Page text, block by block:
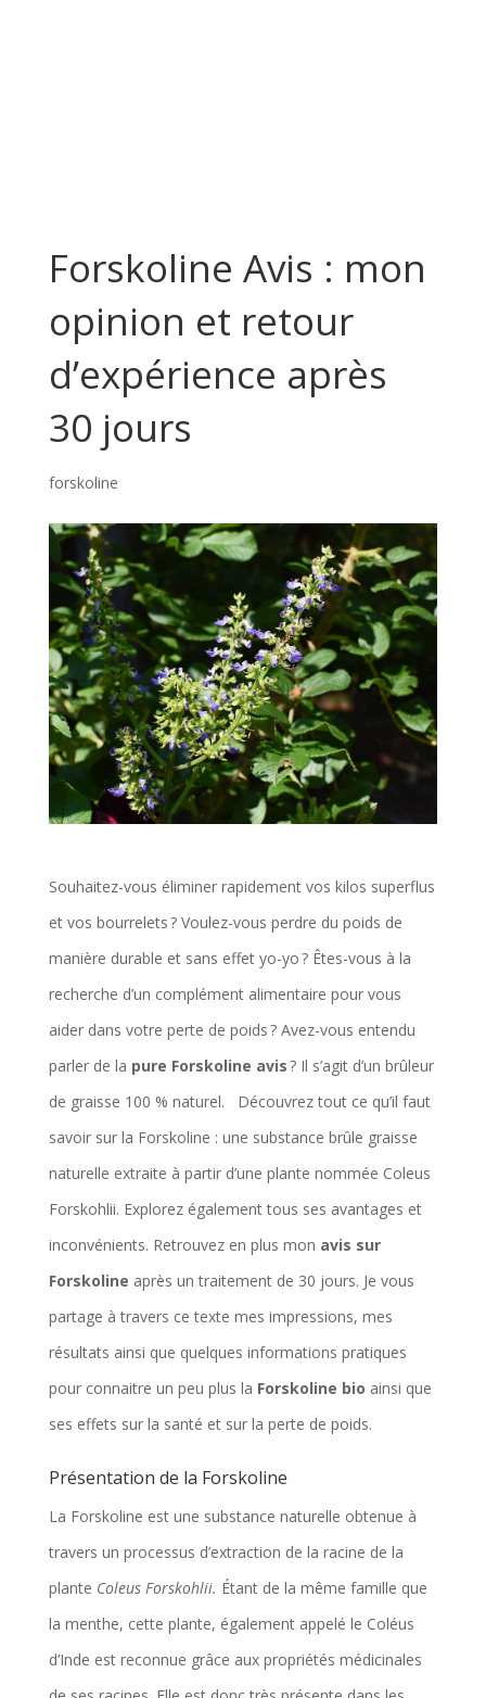
Forskoline Avis : mon
opinion et retour
d’expérience après
30 jours
forskoline
Souhaitez-vous éliminer rapidement vos kilos superflus
et vos bourrelets ? Voulez-vous perdre du poids de
manière durable et sans effet yo-yo ? Êtes-vous à la
recherche d’un complément alimentaire pour vous
aider dans votre perte de poids ? Avez-vous entendu
parler de la pure Forskoline avis? Il s’agit d’un brûleur
de graisse 100 % naturel. Découvrez tout ce qu’il faut
savoir sur la Forskoline : une substance brûle graisse
naturelle extraite à partir d’une plante nommée Coleus
Forskohlii. Explorez également tous ses avantages et
inconvénients. Retrouvez en plus mon avis sur
Forskoline après un traitement de 30 jours. Je vous
partage à travers ce texte mes impressions, mes
résultats ainsi que quelques informations pratiques
pour connaitre un peu plus la Forskoline bio ainsi que
ses effets sur la santé et sur la perte de poids.
Présentation de la Forskoline
La Forskoline est une substance naturelle obtenue à
travers un processus d’extraction de la racine de la
plante Coleus Forskohlii. Étant de la même famille que
la menthe, cette plante, également appelé le Coléus
d’Inde est reconnue grâce aux propriétés médicinales